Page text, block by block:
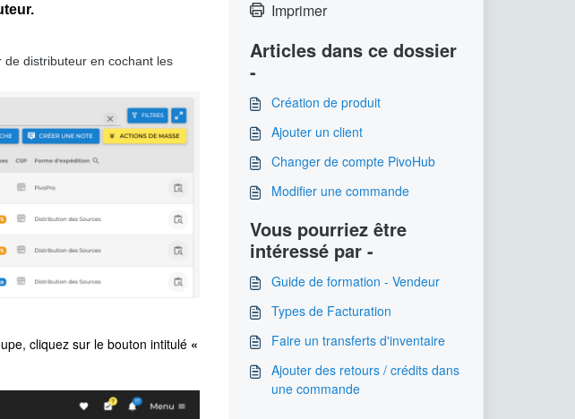
distributeur en cochant les
cliquez sur le bouton intitulé «
Imprimer
Articles dans ce dossier
-
Création de produit
Ajouter un client
Changer de compte PivoHub
Modifier une commande
Vous pourriez être
intéressé par -
Guide de formation - Vendeur
Types de Facturation
Faire un transferts d'inventaire
Ajouter des retours / crédits dans
une commande